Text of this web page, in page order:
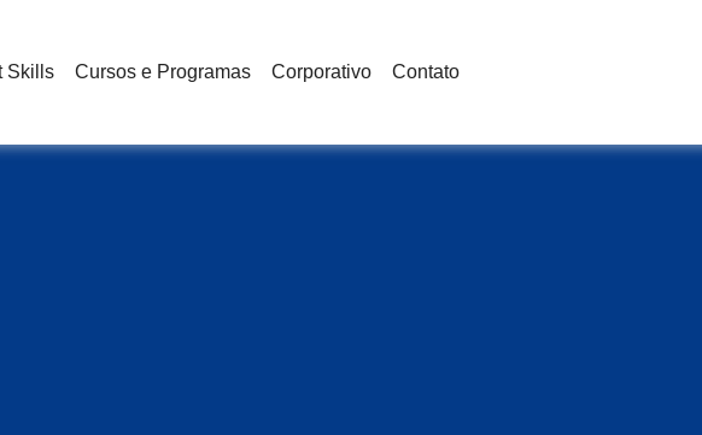
Skills Cursos e Programas Corporativo Contato